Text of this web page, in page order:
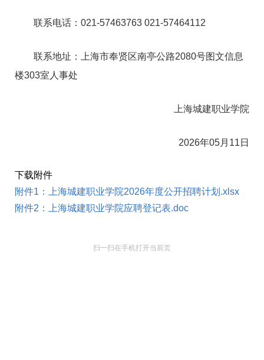
联系电话：021-57463763 021-57464112
联系地址：上海市奉贤区南亭公路2080号图文信息
楼303室人事处
上海城建职业学院
2026年05月11日
下载附件
附件1：上海城建职业学院2026年度公开招聘计划.xlsx
附件2：上海城建职业学院应聘登记表.doc
扫一扫在手机打开当前页